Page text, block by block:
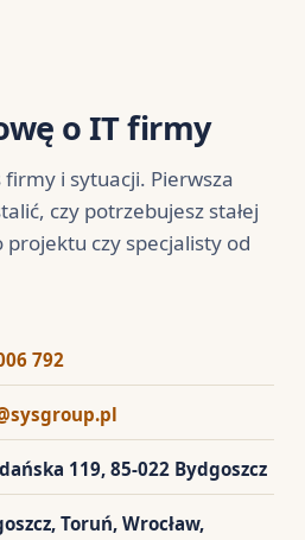
o IT firmy
i sytuacji. Pierwsza
czy potrzebujesz stałej
projektu czy specjalisty od
792
119, 85-022 Bydgoszcz
Toruń, Wrocław,